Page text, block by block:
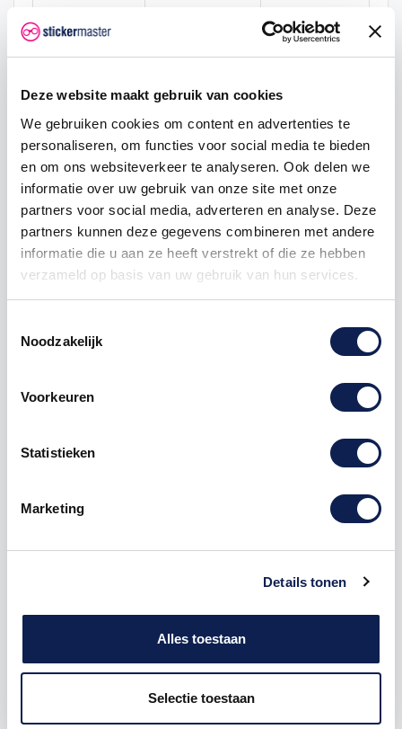
Deze website maakt gebruik van cookies
We gebruiken cookies om content en advertenties te
personaliseren, om functies voor social media te bieden
en om ons websiteverkeer te analyseren. Ook delen we
informatie over uw gebruik van onze site met onze
partners voor social media, adverteren en analyse. Deze
partners kunnen deze gegevens combineren met andere
informatie die u aan ze heeft verstrekt of die ze hebben
verzameld op basis van uw gebruik van hun services.
Noodzakelijk
Voorkeuren
Statistieken
Marketing
Details tonen
Alles toestaan
Selectie toestaan
€ 0,19
25 € 0,64 € 2,81
50 € 0,60 € 7,50
100 € 0,56 € 18,75
vlagstickers
geweest en waar je nog heen wilt met deze
Hoogte 3 x 4,5 cm
Hoogte 12 x 18 cm
stickersvan Vlag Bosnië en
Herzegovina gemaakt van hoge kwaliteit